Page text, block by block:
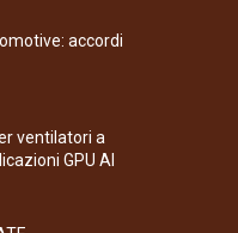
accordi
ventilatori a
GPU AI